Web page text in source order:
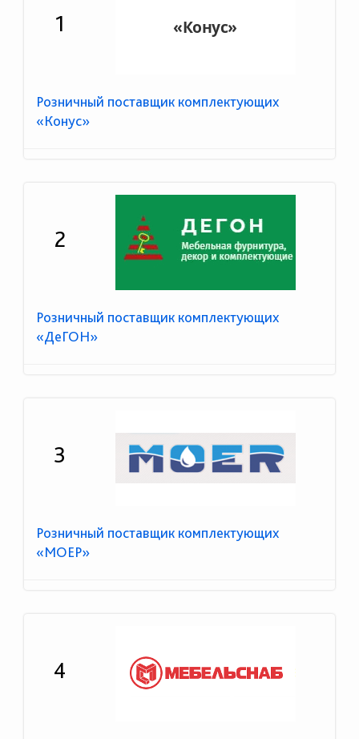
1
Розничный поставщик комплектующих
«Конус»
2
Розничный поставщик комплектующих
«ДеГОН»
3
Розничный поставщик комплектующих
«МОЕР»
4